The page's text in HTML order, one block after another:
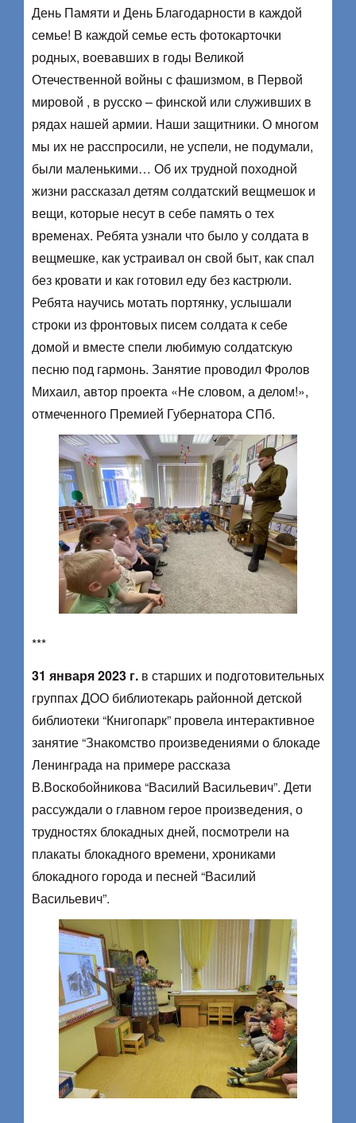
День Памяти и День Благодарности в каждой
семье! В каждой семье есть фотокарточки
родных, воевавших в годы Великой
Отечественной войны с фашизмом, в Первой
мировой , в русско – финской или служивших в
рядах нашей армии. Наши защитники. О многом
мы их не расспросили, не успели, не подумали,
были маленькими… Об их трудной походной
жизни рассказал детям солдатский вещмешок и
вещи, которые несут в себе память о тех
временах. Ребята узнали что было у солдата в
вещмешке, как устраивал он свой быт, как спал
без кровати и как готовил еду без кастрюли.
Ребята научись мотать портянку, услышали
строки из фронтовых писем солдата к себе
домой и вместе спели любимую солдатскую
песню под гармонь. Занятие проводил Фролов
Михаил, автор проекта «Не словом, а делом!»,
отмеченного Премией Губернатора СПб.
***
31 января 2023 г. в старших и подготовительных
группах ДОО библиотекарь районной детской
библиотеки “Книгопарк” провела интерактивное
занятие “Знакомство произведениями о блокаде
Ленинграда на примере рассказа
В.Воскобойникова “Василий Васильевич”. Дети
рассуждали о главном герое произведения, о
трудностях блокадных дней, посмотрели на
плакаты блокадного времени, хрониками
блокадного города и песней “Василий
Васильевич”.